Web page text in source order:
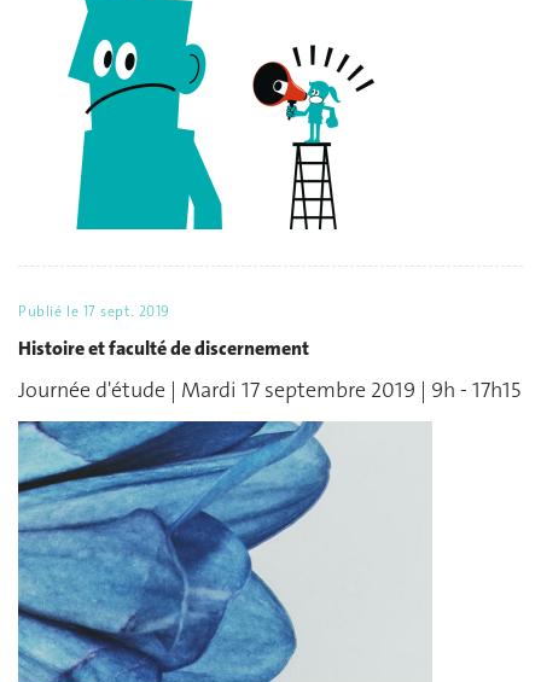
Publié le 17 sept. 2019
Histoire et faculté de discernement
Journée d'étude | Mardi 17 septembre 2019 | 9h - 17h15